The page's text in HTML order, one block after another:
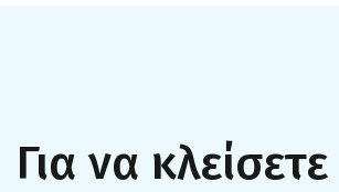
Για να κλείσετε